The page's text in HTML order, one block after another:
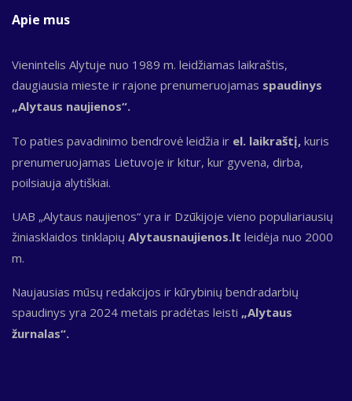
Apie mus
Vienintelis Alytuje nuo 1989 m. leidžiamas laikraštis,
daugiausia mieste ir rajone prenumeruojamas spaudinys
„Alytaus naujienos“.
To paties pavadinimo bendrovė leidžia ir el. laikraštį, kuris
prenumeruojamas Lietuvoje ir kitur, kur gyvena, dirba,
poilsiauja alytiškiai.
UAB „Alytaus naujienos“ yra ir Dzūkijoje vieno populiariausių
žiniasklaidos tinklapių Alytausnaujienos.lt leidėja nuo 2000
m.
Naujausias mūsų redakcijos ir kūrybinių bendradarbių
spaudinys yra 2024 metais pradėtas leisti „Alytaus
žurnalas“.